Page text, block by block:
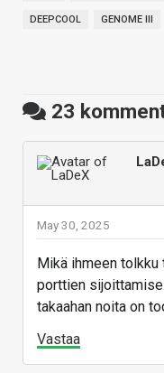
DEEPCOOL GENOME III
23
May 30, 2025
Mikä ihmeen
porttien
takaahan noita on
Vastaa